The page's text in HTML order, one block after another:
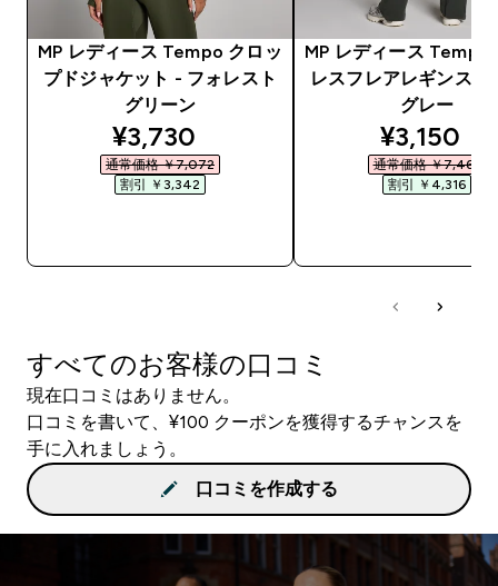
MP レディース Tempo クロッ
プドジャケット - フォレスト
グリーン
discounted price
¥3,730‎
通常価格 ￥7,072‎
割引 ￥3,342‎
MP レディース Tempo
レスフレアレギンス -
グレー
¥3,150‎
通常価格 ￥7,466‎
割引 ￥4,316‎
すべてのお客様の口コミ
現在口コミはありません。
口コミを書いて、¥100 クーポンを獲得するチャンスを
手に入れましょう。
口コミを作成する